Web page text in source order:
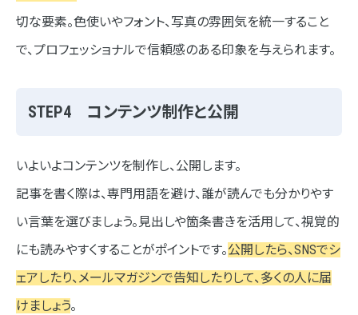
切な要素。色使いやフォント、写真の雰囲気を統一すること
で、プロフェッショナルで信頼感のある印象を与えられます。
STEP4 コンテンツ制作と公開
いよいよコンテンツを制作し、公開します。
記事を書く際は、専門用語を避け、誰が読んでも分かりやす
い言葉を選びましょう。見出しや箇条書きを活用して、視覚的
にも読みやすくすることがポイントです。公開したら、SNSでシ
ェアしたり、メールマガジンで告知したりして、多くの人に届
けましょう。